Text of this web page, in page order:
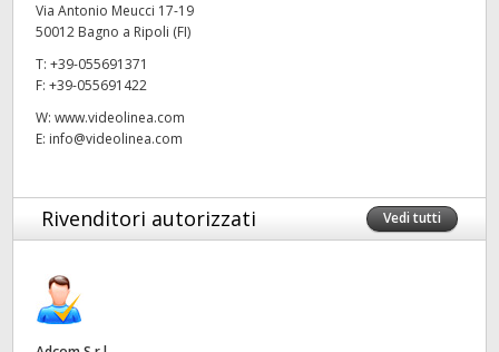
UAE
Ukraine
United Kingdom
Via Antonio Meucci 17-19
50012 Bagno a Ripoli (FI)
T: +39-055691371
F: +39-055691422
W: www.videolinea.com
E: info@videolinea.com
Rivenditori autorizzati Vedi tutti